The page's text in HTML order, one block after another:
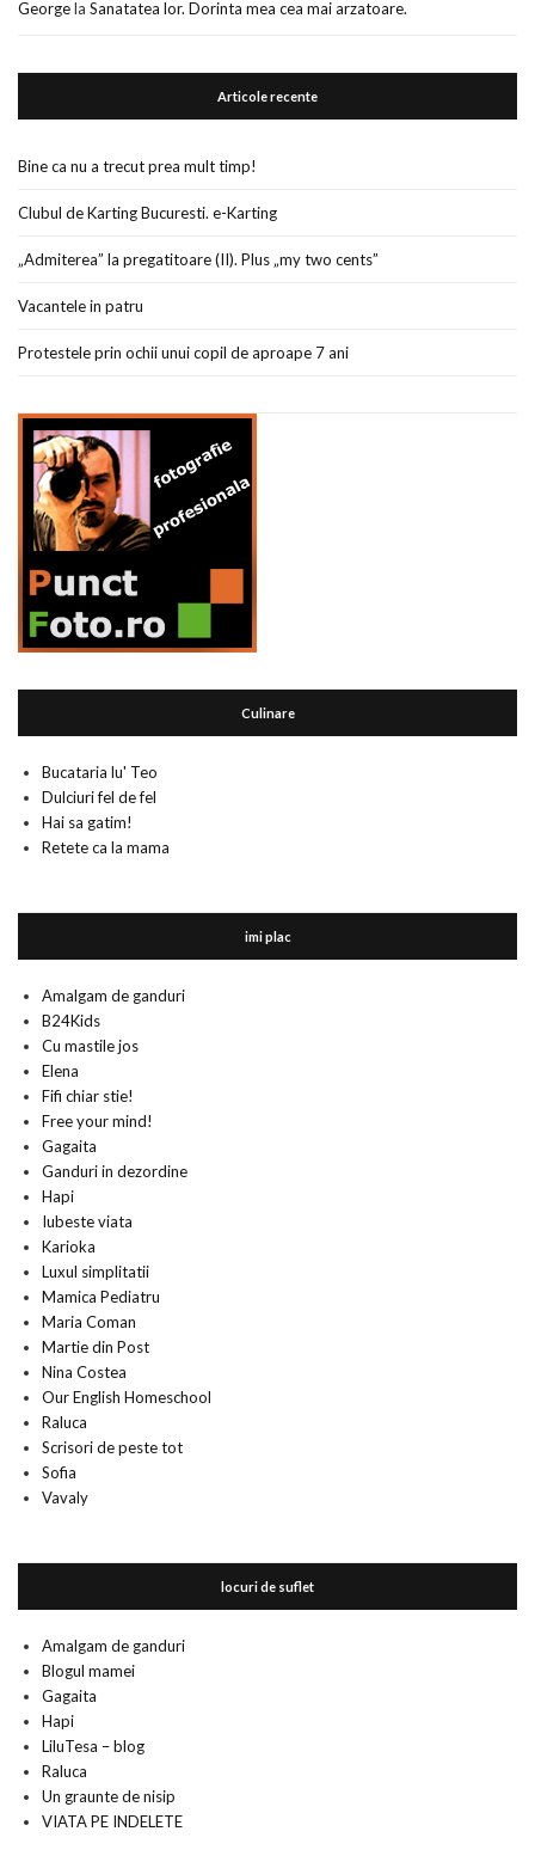
Georgela Sanatatea lor. Dorinta mea cea mai arzatoare.
Articole recente
Bine ca nu a trecut prea mult timp!
Clubul de Karting Bucuresti. e-Karting
„Admiterea” la pregatitoare (II). Plus „my two cents”
Vacantele in patru
Protestele prin ochii unui copil de aproape 7 ani
Culinare
Bucataria lu' Teo
Dulciuri fel de fel
Hai sa gatim!
Retete ca la mama
imi plac
Amalgam de ganduri
B24Kids
Cu mastile jos
Elena
Fifi chiar stie!
Free your mind!
Gagaita
Ganduri in dezordine
Hapi
Iubeste viata
Karioka
Luxul simplitatii
Mamica Pediatru
Maria Coman
Martie din Post
Nina Costea
Our English Homeschool
Raluca
Scrisori de peste tot
Sofia
Vavaly
locuri de suflet
Amalgam de ganduri
Blogul mamei
Gagaita
Hapi
LiluTesa – blog
Raluca
Un graunte de nisip
VIATA PE INDELETE